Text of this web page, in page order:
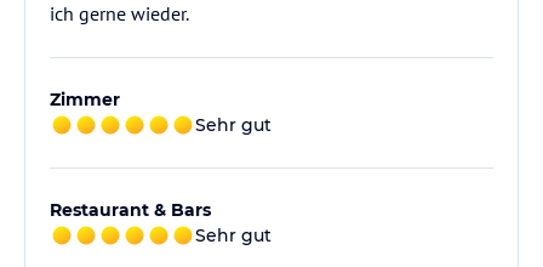
ich gerne wieder.
Zimmer
Sehr gut
Restaurant & Bars
Sehr gut